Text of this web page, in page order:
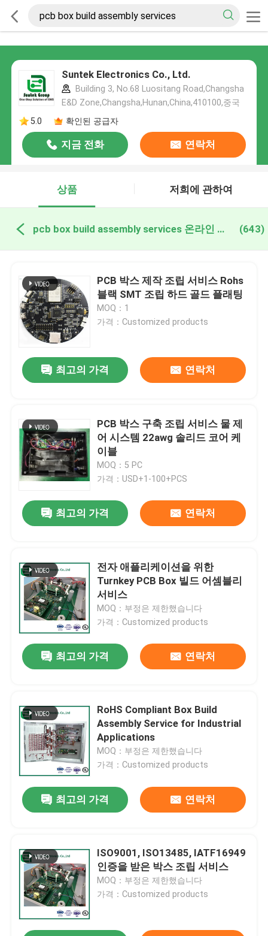
Suntek Electronics Co., Ltd.
Building 3, No.68 Luositang Road,Changsha
E&D Zone,Changsha,Hunan,China,410100,중국
5.0
확인된 공급자
지금 전화 연락처
상품 저희에 관하여
pcb box build assembly services 온라인 제조 (643)
PCB 박스 제작 조립 서비스 Rohs
블랙 SMT 조립 하드 골드 플래팅
MOQ：1
가격：Customized products
최고의 가격 연락처
PCB 박스 구축 조립 서비스 물 제
어 시스템 22awg 솔리드 코어 케
이블
MOQ：5 PC
가격：USD+1-100+PCS
최고의 가격 연락처
전자 애플리케이션을 위한
Turnkey PCB Box 빌드 어셈블리
서비스
MOQ：부정은 제한했습니다
가격：Customized products
최고의 가격 연락처
RoHS Compliant Box Build
Assembly Service for Industrial
Applications
MOQ：부정은 제한했습니다
가격：Customized products
최고의 가격 연락처
ISO9001, ISO13485, IATF16949
인증을 받은 박스 조립 서비스
MOQ：부정은 제한했습니다
가격：Customized products